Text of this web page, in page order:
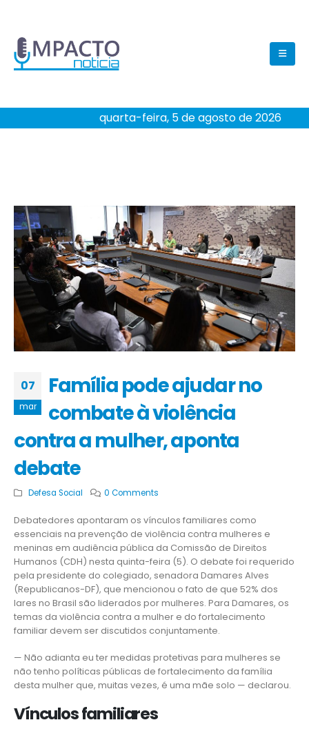
quarta-feira, 5 de agosto de 2026
07
mar
Família pode ajudar no
combate à violência
contra a mulher, aponta
debate
Defesa Social 0 Comments
Debatedores apontaram os vínculos familiares como
essenciais na prevenção de violência contra mulheres e
meninas em audiência pública da Comissão de Direitos
Humanos (CDH) nesta quinta-feira (5). O debate foi requerido
pela presidente do colegiado, senadora Damares Alves
(Republicanos-DF), que mencionou o fato de que 52% dos
lares no Brasil são liderados por mulheres. Para Damares, os
temas da violência contra a mulher e do fortalecimento
familiar devem ser discutidos conjuntamente.
— Não adianta eu ter medidas protetivas para mulheres se
não tenho políticas públicas de fortalecimento da família
desta mulher que, muitas vezes, é uma mãe solo — declarou.
Vínculos familiares